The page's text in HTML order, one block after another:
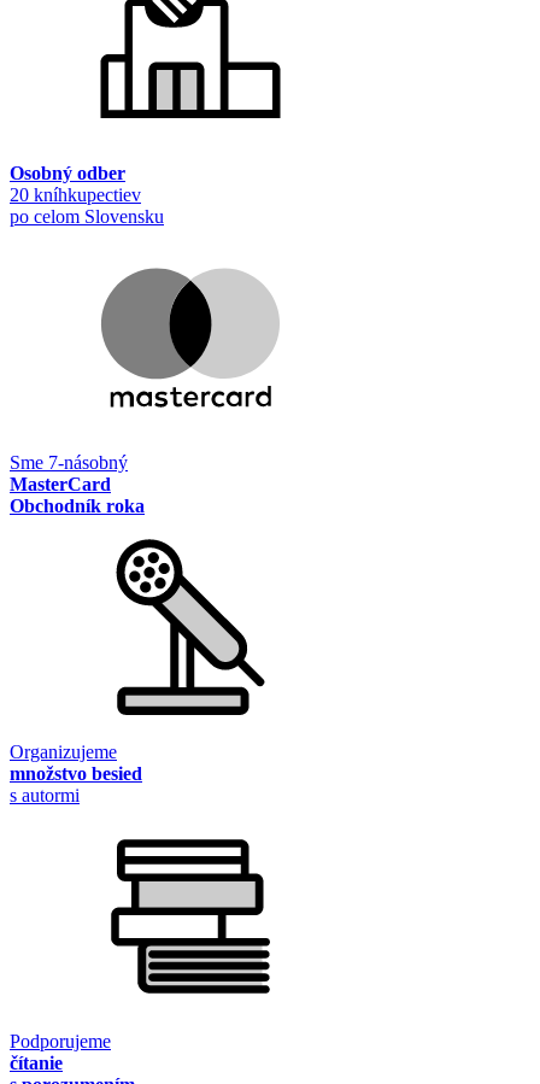
Osobný odber
20 kníhkupectiev
po celom Slovensku
Sme 7-násobný
MasterCard
Obchodník roka
Organizujeme
množstvo besied
s autormi
Podporujeme
čítanie